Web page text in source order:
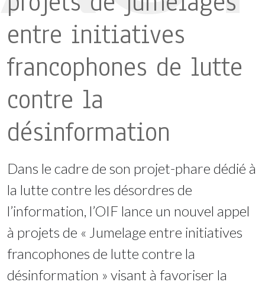
entre initiatives
francophones de lutte
contre la
désinformation
Dans le cadre de son projet-phare dédié à
la lutte contre les désordres de
l’information, l’OIF lance un nouvel appel
à projets de « Jumelage entre initiatives
francophones de lutte contre la
désinformation » visant à favoriser la